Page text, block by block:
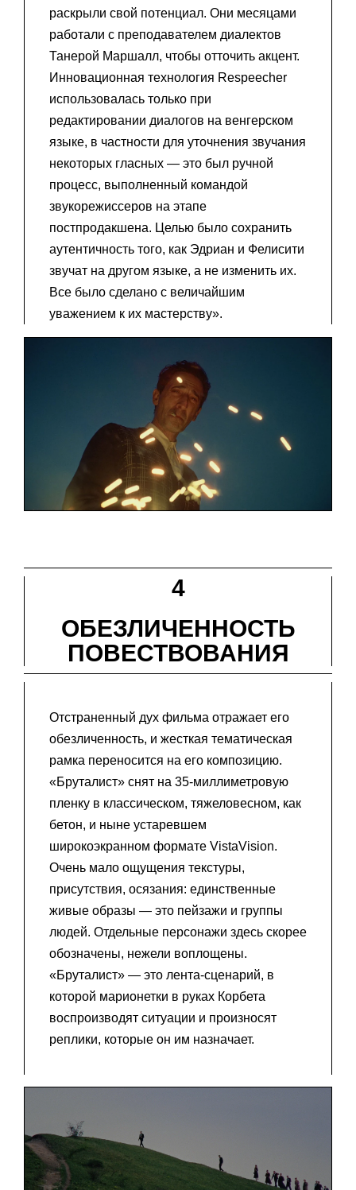
раскрыли свой потенциал. Они месяцами
работали с преподавателем диалектов
Танерой Маршалл, чтобы отточить акцент.
Инновационная технология Respeecher
использовалась только при
редактировании диалогов на венгерском
языке, в частности для уточнения звучания
некоторых гласных — это был ручной
процесс, выполненный командой
звукорежиссеров на этапе
постпродакшена. Целью было сохранить
аутентичность того, как Эдриан и Фелисити
звучат на другом языке, а не изменить их.
Все было сделано с величайшим
уважением к их мастерству».
4
ОБЕЗЛИЧЕННОСТЬ
ПОВЕСТВОВАНИЯ
Отстраненный дух фильма отражает его
обезличенность, и жесткая тематическая
рамка переносится на его композицию.
«Бруталист» снят на 35-миллиметровую
пленку в классическом, тяжеловесном, как
бетон, и ныне устаревшем
широкоэкранном формате VistaVision.
Очень мало ощущения текстуры,
присутствия, осязания: единственные
живые образы — это пейзажи и группы
людей. Отдельные персонажи здесь скорее
обозначены, нежели воплощены.
«Бруталист» — это лента-сценарий, в
которой марионетки в руках Корбета
воспроизводят ситуации и произносят
реплики, которые он им назначает.